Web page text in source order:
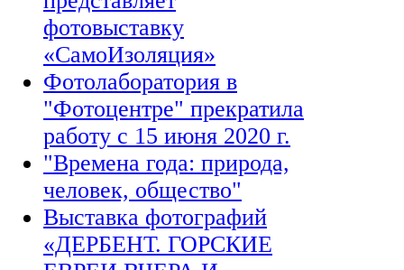
фотовыставку
«СамоИзоляция»
Фотолаборатория в
"Фотоцентре" прекратила
работу с 15 июня 2020 г.
"Времена года: природа,
человек, общество"
Выставка фотографий
«ДЕРБЕНТ. ГОРСКИЕ